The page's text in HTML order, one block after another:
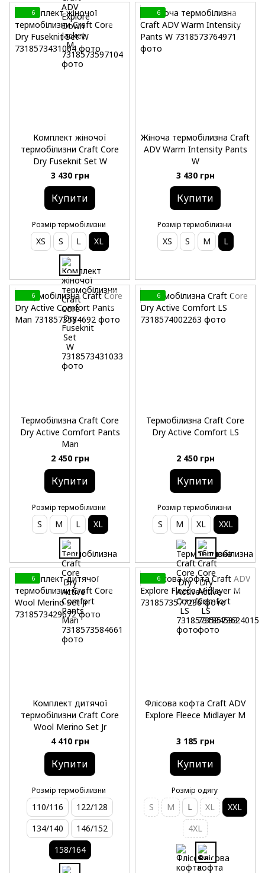
6
Комплект жіночої
термобілизни Craft Core
Dry Fuseknit Set W
3 430 грн
Купити
Розмір термобілизни
XS S L XL
6
Жіноча термобілизна Craft
ADV Warm Intensity Pants
W
3 430 грн
Купити
Розмір термобілизни
XS S M L
6
Термобілизна Craft Core
Dry Active Comfort Pants
Man
2 450 грн
Купити
Розмір термобілизни
S M L XL
6
Термобілизна Craft Core
Dry Active Comfort LS
2 450 грн
Купити
Розмір термобілизни
S M XL XXL
6
Комплект дитячої
термобілизни Craft Core
Wool Merino Set Jr
4 410 грн
Купити
Розмір термобілизни
110/116
122/128
134/140
146/152
158/164
6
Флісова кофта Craft ADV
Explore Fleece Midlayer M
3 185 грн
Купити
Розмір одягу
S M L XL
XXL
4XL